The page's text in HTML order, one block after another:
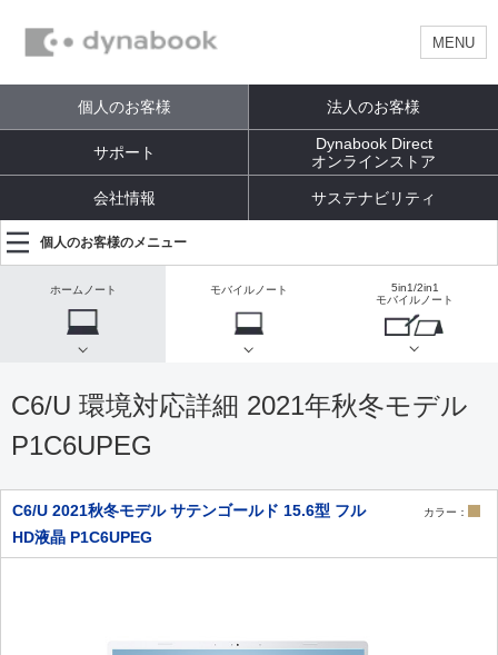
MENU
個人のお客様 法人のお客様
サポート
Dynabook Direct
オンラインストア
会社情報 サステナビリティ
個人のお客様のメニュー
ホームノート モバイルノート
5in1/2in1
モバイルノート
C6/U 環境対応詳細 2021年秋冬モデル
P1C6UPEG
C6/U 2021秋冬モデル サテンゴールド 15.6型 フル
HD液晶 P1C6UPEG
カラー：